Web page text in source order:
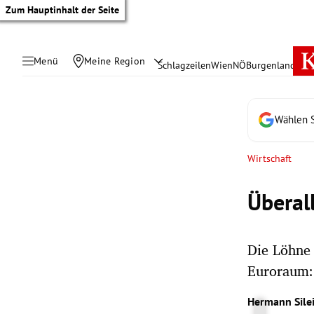
Zum Hauptinhalt der Seite
Menü Meine Region SchlagzeilenWienNÖBurgenland
Wählen
Wirtschaft
Die
Hermann